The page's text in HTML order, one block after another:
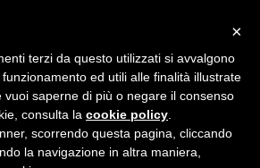
WIRELESS WU-1B
NAVIGAZIONE
×
terzi da questo utilizzati si avvalgono
ed utili alle finalità illustrate
vuoi saperne di più o negare il consenso
consulta la cookie policy
scorrendo questa pagina, cliccando
la navigazione in altra maniera,